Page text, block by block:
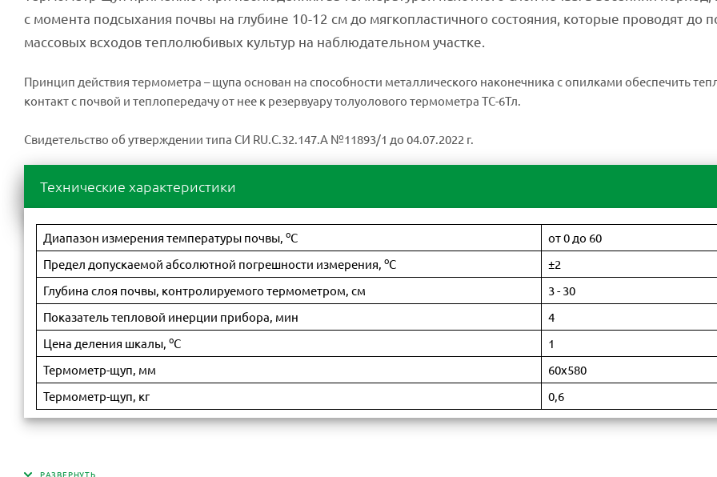
с момента подсыхания почвы на глубине 10-12 см до мягкопластичного состояния, которые проводят до
массовых всходов теплолюбивых культур на наблюдательном участке.
Принцип действия термометра – щупа основан на способности металлического наконечника с опилками обеспечить
контакт с почвой и теплопередачу от нее к резервуару толуолового термометра ТС-6Тл.
Свидетельство об утверждении типа СИ RU.C.32.147.A №11893/1 до 04.07.2022 г.
Технические характеристики
Диапазон измерения температуры почвы, оС
от 0 до 60
Предел допускаемой абсолютной погрешности измерения, оС
±2
Глубина слоя почвы, контролируемого термометром, см
3 - 30
Показатель тепловой инерции прибора, мин
4
Цена деления шкалы, оС
1
Термометр-щуп, мм
60х580
Термометр-щуп, кг
0,6